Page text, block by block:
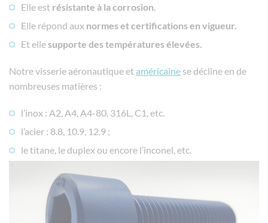
Elle est résistante à la corrosion.
Elle répond aux normes et certifications en vigueur.
Et ellesupporte des températures élevées.
Notre visserie aéronautique etaméricaine se décline en de
nombreuses matières :
l’inox : A2, A4, A4-80, 316L, C1, etc.
l’acier : 8.8, 10.9, 12.9 ;
le titane, le duplex ou encore l’inconel, etc.